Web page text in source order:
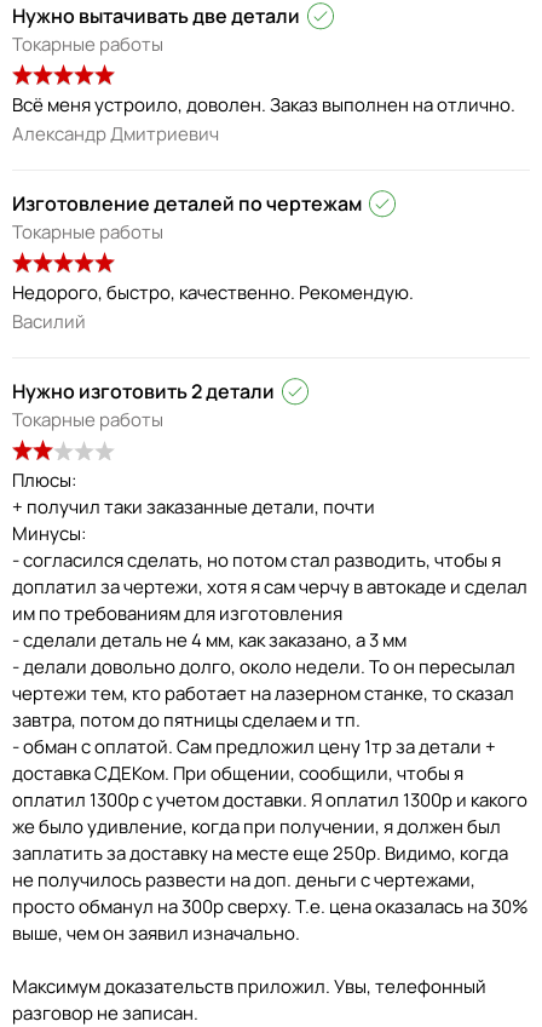
Нужно вытачивать две детали
Токарные работы
Всё меня устроило, доволен. Заказ выполнен на отлично.
Александр Дмитриевич
Изготовление деталей по чертежам
Токарные работы
Недорого, быстро, качественно. Рекомендую.
Василий
Нужно изготовить 2 детали
Токарные работы
Плюсы:
+ получил таки заказанные детали, почти
Минусы:
- согласился сделать, но потом стал разводить, чтобы я
доплатил за чертежи, хотя я сам черчу в автокаде и сделал
им по требованиям для изготовления
- сделали деталь не 4 мм, как заказано, а 3 мм
- делали довольно долго, около недели. То он пересылал
чертежи тем, кто работает на лазерном станке, то сказал
завтра, потом до пятницы сделаем и тп.
- обман с оплатой. Сам предложил цену 1тр за детали +
доставка СДЕКом. При общении, сообщили, чтобы я
оплатил 1300р с учетом доставки. Я оплатил 1300р и какого
же было удивление, когда при получении, я должен был
заплатить за доставку на месте еще 250р. Видимо, когда
не получилось развести на доп. деньги с чертежами,
просто обманул на 300р сверху. Т.е. цена оказалась на 30%
выше, чем он заявил изначально.
Максимум доказательств приложил. Увы, телефонный
разговор не записан.